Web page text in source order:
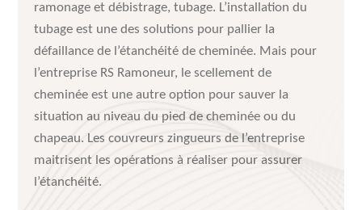
ramonage et débistrage, tubage. L’installation du
tubage est une des solutions pour pallier la
défaillance de l’étanchéité de cheminée. Mais pour
l’entreprise RS Ramoneur, le scellement de
cheminée est une autre option pour sauver la
situation au niveau du pied de cheminée ou du
chapeau. Les couvreurs zingueurs de l’entreprise
maitrisent les opérations à réaliser pour assurer
l’étanchéité.